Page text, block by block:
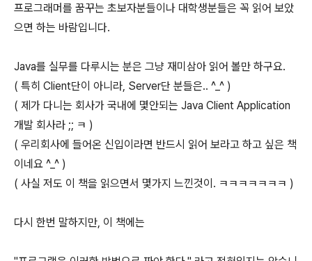
프로그래머를 꿈꾸는 초보자분들이나 대학생분들은 꼭 읽어 보았
으면 하는 바람입니다.
Java를 실무를 다루시는 분은 그냥 재미삼아 읽어 볼만 하구요.
( 특히 Client단이 아니라, Server단 분들은.. ^_^ )
( 제가 다니는 회사가 국내에 몇안되는 Java Client Application
개발 회사라 ;; ㅋ )
( 우리회사에 들어온 신입이라면 반드시 읽어 보라고 하고 싶은 책
이네요 ^_^ )
( 사실 저도 이 책을 읽으면서 몇가지 느낀것이. ㅋㅋㅋㅋㅋㅋㅋ )
다시 한번 말하지만, 이 책에는